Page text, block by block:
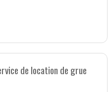
de location de grue